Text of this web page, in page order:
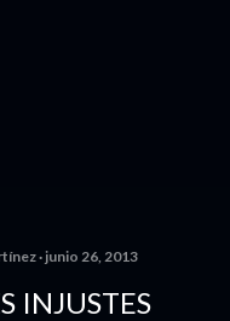
junio 26, 2013
INJUSTES